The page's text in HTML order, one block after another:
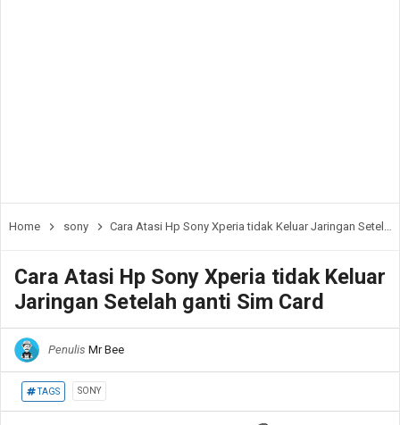
Home sony Cara Atasi Hp Sony Xperia tidak Keluar Jaringan Setelah ganti Sim Card
Cara Atasi Hp Sony Xperia tidak Keluar
Jaringan Setelah ganti Sim Card
Penulis Mr Bee
TAGS SONY